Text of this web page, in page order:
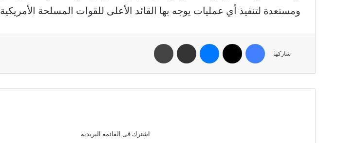
ومستعدة لتنفيذ أي عمليات يوجه بها القائد الأعلى للقوات المسلحة الأمريكية
شاركها
اشترك فى القائمة البريدية